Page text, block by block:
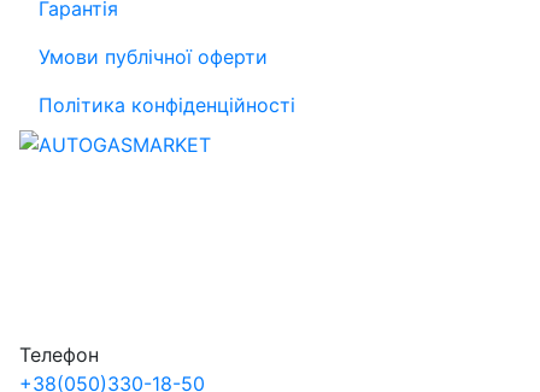
Гарантія
Умови публічної оферти
Політика конфіденційності
Телефон
+38(050)330-18-50